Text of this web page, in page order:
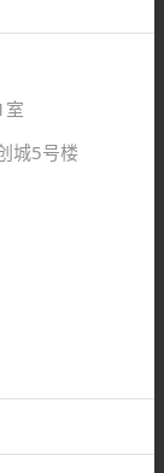
室
城5号楼